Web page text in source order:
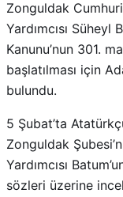
Zonguldak
Yardımcısı Süheyl
Kanunu’nun 301.
başlatılması için
bulundu.
5 Şubat’ta
Zonguldak
Yardımcısı
sözleri üzerine